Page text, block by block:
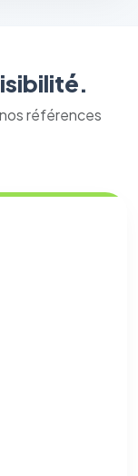
références